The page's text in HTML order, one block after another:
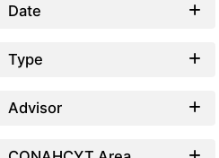
Date
Type
Advisor